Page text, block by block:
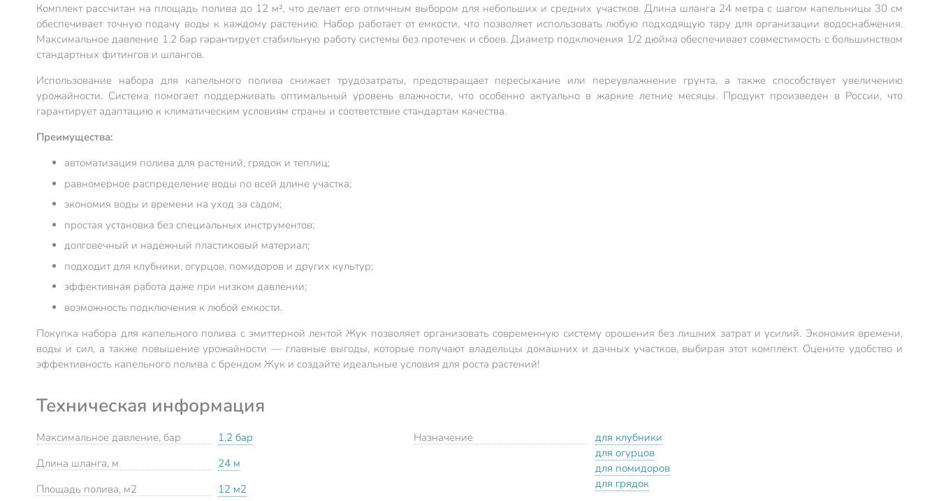
Комплект рассчитан на площадь полива до 12 м², что делает его отличным выбором для небольших и средних участков. Длина шланга 24 метра с шагом капельницы 30 см
обеспечивает точную подачу воды к каждому растению. Набор работает от емкости, что позволяет использовать любую подходящую тару для организации водоснабжения.
Максимальное давление 1.2 бар гарантирует стабильную работу системы без протечек и сбоев. Диаметр подключения 1/2 дюйма обеспечивает совместимость с большинством
стандартных фитингов и шлангов.
Использование набора для капельного полива снижает трудозатраты, предотвращает пересыхание или переувлажнение грунта, а также способствует увеличению
урожайности. Система помогает поддерживать оптимальный уровень влажности, что особенно актуально в жаркие летние месяцы. Продукт произведен в России, что
гарантирует адаптацию к климатическим условиям страны и соответствие стандартам качества.
Преимущества:
автоматизация полива для растений, грядок и теплиц;
равномерное распределение воды по всей длине участка;
экономия воды и времени на уход за садом;
простая установка без специальных инструментов;
долговечный и надежный пластиковый материал;
подходит для клубники, огурцов, помидоров и других культур;
эффективная работа даже при низком давлении;
возможность подключения к любой емкости.
Покупка набора для капельного полива с эмиттерной лентой Жук позволяет организовать современную систему орошения без лишних затрат и усилий. Экономия времени,
воды и сил, а также повышение урожайности — главные выгоды, которые получают владельцы домашних и дачных участков, выбирая этот комплект. Оцените удобство и
эффективность капельного полива с брендом Жук и создайте идеальные условия для роста растений!
Техническая информация
Максимальное давление, бар
1.2 бар
Длина шланга, м
24 м
Площадь полива, м2
12 м2
Назначение
для клубники
для огурцов
для помидоров
для грядок